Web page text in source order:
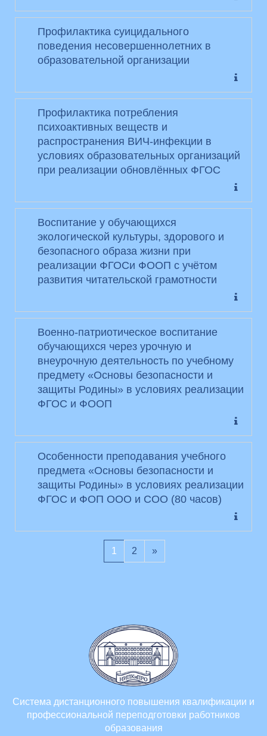
Профилактика суицидального
поведения несовершеннолетних в
образовательной организации
Профилактика потребления
психоактивных веществ и
распространения ВИЧ-инфекции в
условиях образовательных организаций
при реализации обновлённых ФГОС
Воспитание у обучающихся
экологической культуры, здорового и
безопасного образа жизни при
реализации ФГОСи ФООП с учётом
развития читательской грамотности
Военно-патриотическое воспитание
обучающихся через урочную и
внеурочную деятельность по учебному
предмету «Основы безопасности и
защиты Родины» в условиях реализации
ФГОС и ФООП
Особенности преподавания учебного
предмета «Основы безопасности и
защиты Родины» в условиях реализации
ФГОС и ФОП ООО и СОО (80 часов)
1 (текущая)
2 »Следующая страница
Система дистанционного повышения квалификации и
профессиональной переподготовки работников
образования